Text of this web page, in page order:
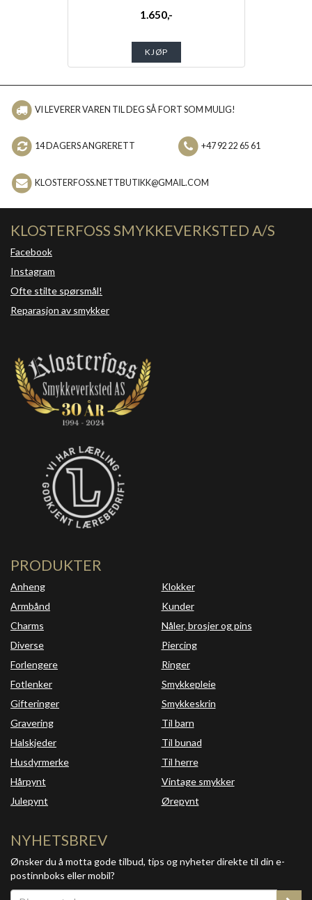
1.650,-
KJØP
VI LEVERER VAREN TIL DEG SÅ FORT SOM MULIG!
14 DAGERS ANGRERETT +47 92 22 65 61
KLOSTERFOSS.NETTBUTIKK@GMAIL.COM
KLOSTERFOSS SMYKKEVERKSTED A/S
Facebook
Instagram
Ofte stilte spørsmål!
Reparasjon av smykker
PRODUKTER
Anheng
Armbånd
Charms
Diverse
Forlengere
Fotlenker
Gifteringer
Gravering
Halskjeder
Husdyrmerke
Hårpynt
Julepynt
Klokker
Kunder
Nåler, brosjer og pins
Piercing
Ringer
Smykkepleie
Smykkeskrin
Til barn
Til bunad
Til herre
Vintage smykker
Ørepynt
NYHETSBREV
Ønsker du å motta gode tilbud, tips og nyheter direkte til din e-
postinnboks eller mobil?